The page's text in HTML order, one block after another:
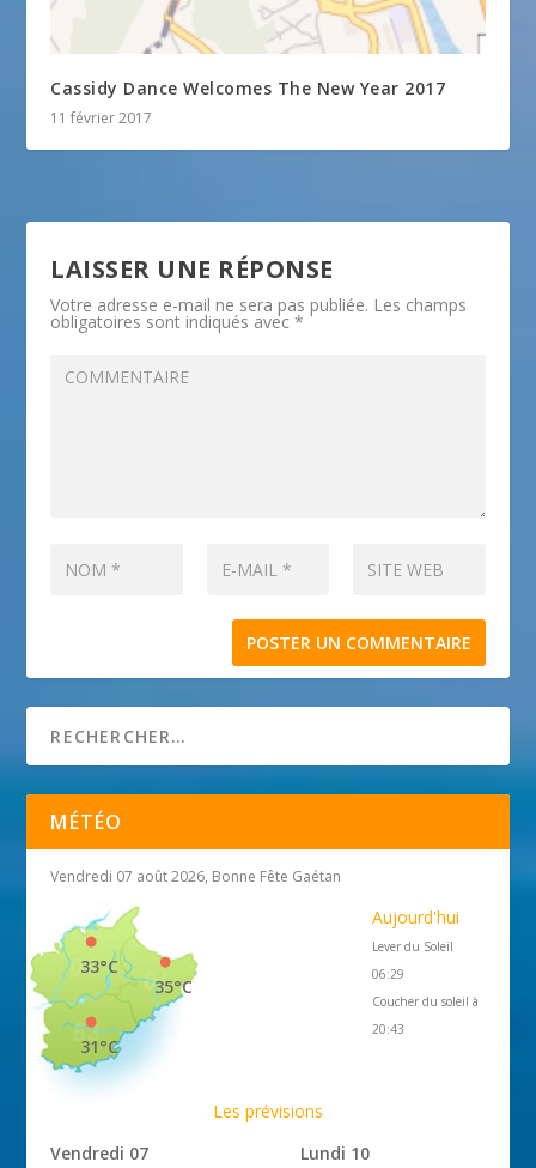
Cassidy Dance Welcomes The New Year 2017
11 février 2017
LAISSER UNE RÉPONSE
Votre adresse e-mail ne sera pas publiée. Les champs
obligatoires sont indiqués avec*
MÉTÉO
Vendredi 07 août 2026, Bonne Fête Gaétan
35°C
33°C
31°C
Aujourd'hui
Lever du Soleil
06:29
Coucher du soleil à
20:43
Les prévisions
Vendredi 07
Lundi 10